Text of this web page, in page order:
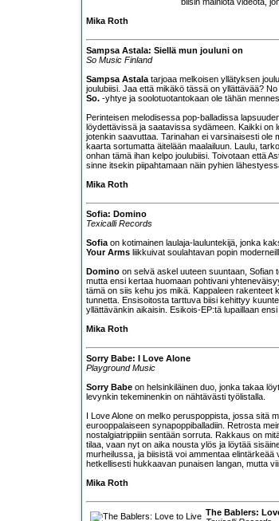
Mika Roth
Sampsa Astala: Siellä mun jouluni on
So Music Finland
Sampsa Astala tarjoaa melkoisen yllätyksen
joulubiisi. Jaa että mikäkö tässä on yllättävää?
So. -yhtye ja soolotuotantokaan ole tähän
Perinteisen melodisessa pop-balladissa
löydettävissä ja saatavissa sydämeen. Kaikki on
jotenkin saavuttaa. Tarinahan ei varsinaisesti ole
kaarta sortumatta äitelään maalailuun. Laulu,
onhan tämä ihan kelpo joulubiisi. Toivotaan että
sinne itsekin piipahtamaan näin pyhien
Mika Roth
Sofia: Domino
Texicalli Records
Sofia on kotimainen laulaja-lauluntekijä, jonka
Your Arms liikkuivat soulahtavan popin
Domino on selvä askel uuteen suuntaan, Sofian
mutta ensi kertaa huomaan pohtivani
tämä on siis kehu jos mikä. Kappaleen rakenteet
tunnetta. Ensisoitosta tarttuva biisi kehittyy
yllättävänkin aikaisin. Esikois-EP:tä lupaillaan
Mika Roth
Sorry Babe: I Love Alone
Playground Music
Sorry Babe on helsinkiläinen duo, jonka takaa
levynkin tekeminenkin on nähtävästi työlistalla.
I Love Alone on melko peruspoppista, jossa sitä
eurooppalaiseen synapoppiballadiin. Retrosta
nostalgiatrippiiin sentään sorruta. Rakkaus on
tilaa, vaan nyt on aika nousta ylös ja löytää
murheilussa, ja biisistä voi ammentaa
hetkellisesti hukkaavan punaisen langan, mutta
Mika Roth
The Bablers: